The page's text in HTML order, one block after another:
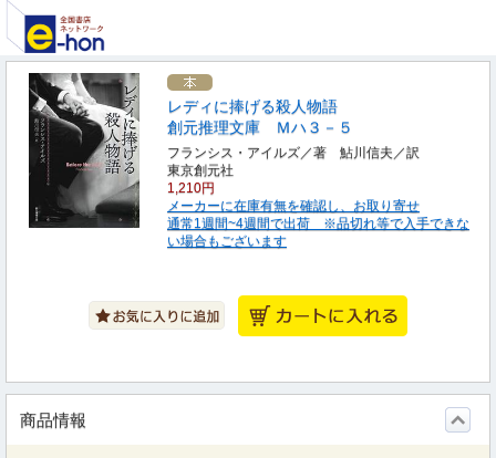
レディに捧げる殺人物語
創元推理文庫 Ｍハ３－５
フランシス・アイルズ／著 鮎川信夫／訳
東京創元社
1,210円
メーカーに在庫有無を確認し、お取り寄せ
通常1週間~4週間で出荷 ※品切れ等で入手できな
い場合もございます
商品情報